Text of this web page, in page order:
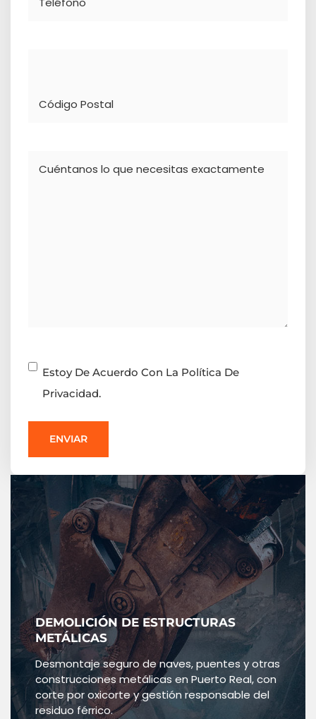
Consentimiento
Estoy De Acuerdo Con La Política De
Privacidad.
DEMOLICIÓN DE ESTRUCTURAS
METÁLICAS
Desmontaje seguro de naves, puentes y otras
construcciones metálicas en Puerto Real, con
corte por oxicorte y gestión responsable del
residuo férrico.